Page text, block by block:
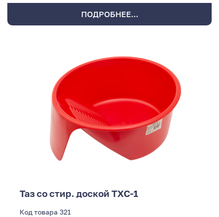
ПОДРОБНЕЕ...
Таз со стир. доской ТХС-1
Код товара 321